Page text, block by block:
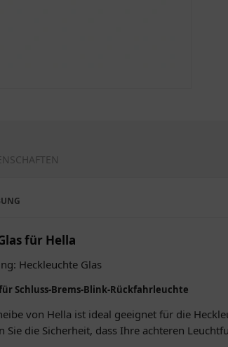
für Hella
Heckleuchte Glas
Schluss-Brems-Blink-Rückfahrleuchte
von Hella ist ideal geeignet für die
Sie die Sicherheit, dass Ihre achteren